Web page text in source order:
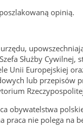
opinią.
Służby
Unii Europejskiej
lub przepisów
obywatelstwa
praca nie polega na